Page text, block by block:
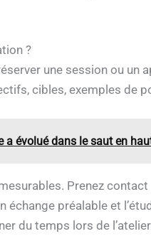
?
une session ou un
cibles, exemples de
évolué dans le saut en
Prenez
échange préalable et
du temps lors de